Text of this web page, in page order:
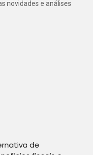
novidades e análises
de